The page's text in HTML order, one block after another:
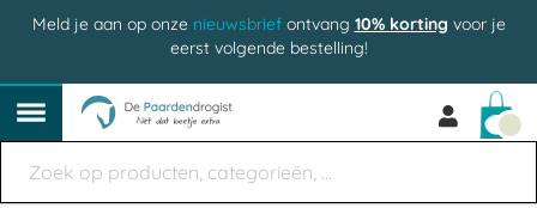
Meld je aan op onze nieuwsbriefontvang 10% korting voor je
eerst volgende bestelling!